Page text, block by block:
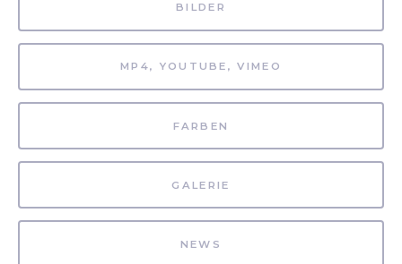
BILDER
MP4, YOUTUBE, VIMEO
FARBEN
GALERIE
NEWS